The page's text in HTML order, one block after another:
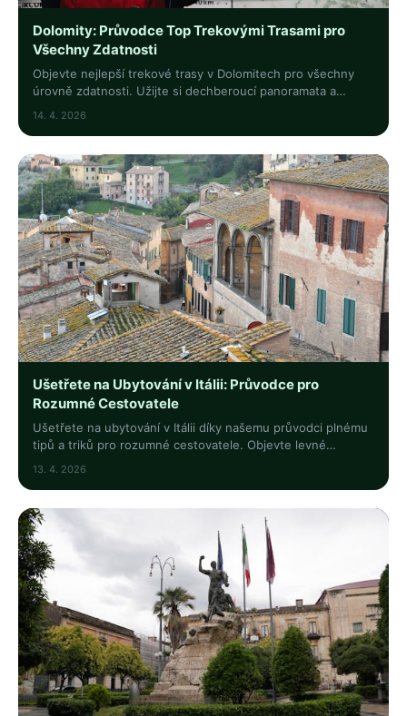
Dolomity: Průvodce Top Trekovými Trasami pro
Všechny Zdatnosti
Objevte nejlepší trekové trasy v Dolomitech pro všechny
úrovně zdatnosti. Užijte si dechberoucí panoramata a
14. 4. 2026
Ušetřete na Ubytování v Itálii: Průvodce pro
Rozumné Cestovatele
Ušetřete na ubytování v Itálii díky našemu průvodci plnému
tipů a triků pro rozumné cestovatele. Objevte levné
možnosti a ušetřete stovky korun!
13. 4. 2026